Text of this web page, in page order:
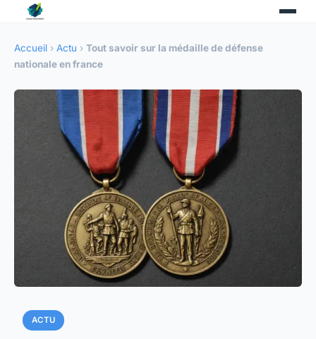
Accueil › Actu › Tout savoir sur la médaille de défense
nationale en france
ACTU